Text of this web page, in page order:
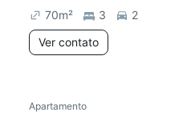
70m² 3
2
Ver contato
Apartamento